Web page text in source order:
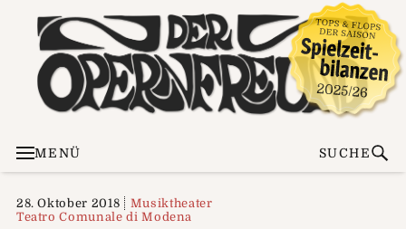
MENÜ SUCHE
28. Oktober 2018
Musiktheater
Teatro Comunale di Modena